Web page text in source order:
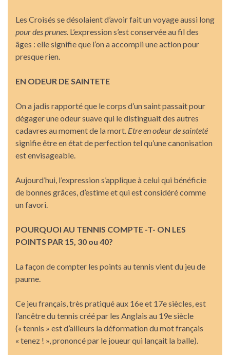
Les Croisés se désolaient d’avoir fait un voyage aussi long
pour des prunes. L’expression s’est conservée au fil des
âges : elle signifie que l’on a accompli une action pour
presque rien.
EN ODEUR DESAINTETE
On a jadis rapporté que le corps d’un saint passait pour
dégager une odeur suave qui le distinguait des autres
cadavres au moment de la mort. Etre en odeur de sainteté
signifie être en état de perfection tel qu’une canonisation
est envisageable.
Aujourd’hui, l’expression s’applique à celui qui bénéficie
de bonnes grâces, d’estime et qui est considéré comme
un favori.
POURQUOI AU TENNIS COMPTE -T- ON LES
POINTS PAR 15, 30 ou 40?
La façon de compter les points au tennis vient du jeu de
paume.
Ce jeu français, très pratiqué aux 16e et 17e siècles, est
l’ancêtre du tennis créé par les Anglais au 19e siècle
(« tennis » est d’ailleurs la déformation du mot français
« tenez ! », prononcé par le joueur qui lançait la balle).